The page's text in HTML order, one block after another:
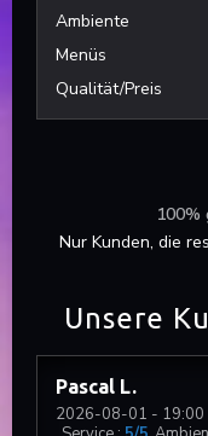
Unsere
Pascal L
2026-08-01 - 19:00
Ambiente
Menüs
Qualität/Preis
Nur Kunden, die